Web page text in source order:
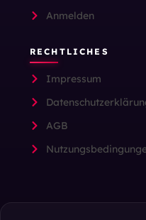
Anmelden
RECHTLICHES
Impressum
AGB